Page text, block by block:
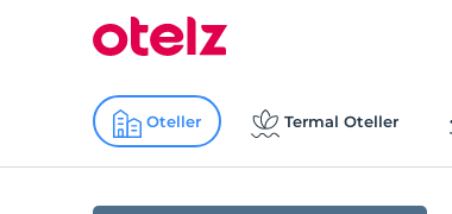
Oteller Termal Oteller